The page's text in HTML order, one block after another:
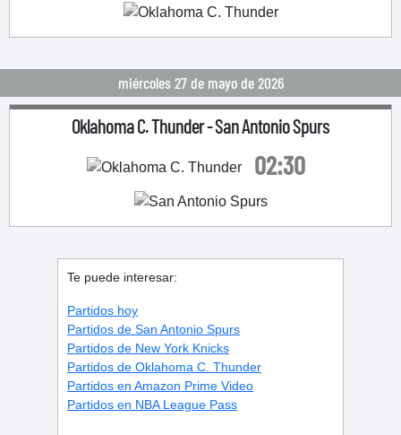
miércoles 27 de mayo de 2026
Oklahoma C. Thunder-San Antonio Spurs
02:30
Te puede interesar:
Partidos hoy
Partidos de San Antonio Spurs
Partidos de New York Knicks
Partidos de Oklahoma C. Thunder
Partidos en Amazon Prime Video
Partidos en NBA League Pass